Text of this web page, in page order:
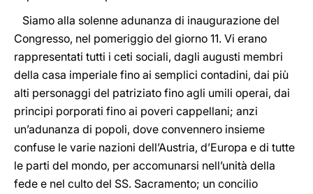
Siamo alla solenne adunanza di inaugurazione del
Congresso, nel pomeriggio del giorno 11. Vi erano
rappresentati tutti i ceti sociali, dagli augusti membri
della casa imperiale fino ai semplici contadini, dai più
alti personaggi del patriziato fino agli umili operai, dai
principi porporati fino ai poveri cappellani; anzi
un’adunanza di popoli, dove convennero insieme
confuse le varie nazioni dell’Austria, d’Europa e di tutte
le parti del mondo, per accomunarsi nell’unità della
fede e nel culto del SS. Sacramento; un concilio